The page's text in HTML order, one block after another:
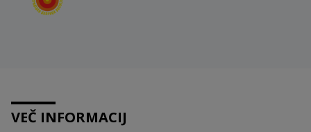
VEČ INFORMACIJ